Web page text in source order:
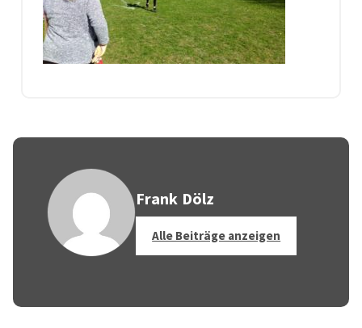
Frank Dölz
Alle Beiträge anzeigen